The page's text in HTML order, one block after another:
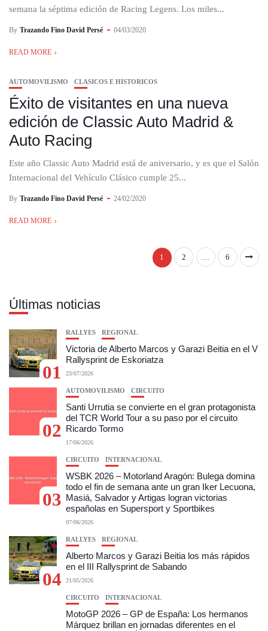
semana la séptima edición de Racing Legens. Los miles...
By Trazando Fino David Persé 04/03/2020
READ MORE
AUTOMOVILISMO CLASICOS E HISTORICOS
Éxito de visitantes en una nueva
edición de Classic Auto Madrid &
Auto Racing
Este año Classic Auto Madrid está de aniversario, y es que el Salón
Internacional del Vehículo Clásico cumple 25...
By Trazando Fino David Persé 24/02/2020
READ MORE
1 2 … 6
Últimas noticias
01
RALLYES REGIONAL
Victoria de Alberto Marcos y Garazi Beitia en el V
Rallysprint de Eskoriatza
23/07/2026
02
AUTOMOVILISMO CIRCUITO
Santi Urrutia se convierte en el gran protagonista
del TCR World Tour a su paso por el circuito
Ricardo Tormo
17/06/2026
03
CIRCUITO INTERNACIONAL
WSBK 2026 – Motorland Aragón: Bulega domina
todo el fin de semana ante un gran Iker Lecuona,
Masiá, Salvador y Artigas logran victorias
españolas en Supersport y Sportbikes
07/06/2026
04
RALLYES REGIONAL
Alberto Marcos y Garazi Beitia los más rápidos
en el III Rallysprint de Sabando
21/05/2026
CIRCUITO INTERNACIONAL
MotoGP 2026 – GP de España: Los hermanos
Márquez brillan en jornadas diferentes en el